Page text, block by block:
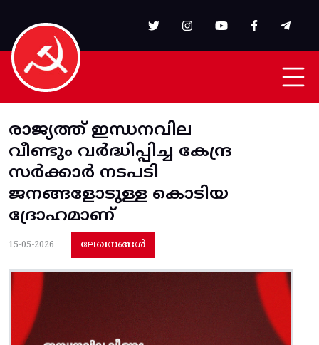
രാജ്യത്ത് ഇന്ധനവില
വീണ്ടും വർദ്ധിപ്പിച്ച കേന്ദ്ര
സർക്കാർ നടപടി
ജനങ്ങളോടുള്ള കൊടിയ
ദ്രോഹമാണ്
15-05-2026 ലേഖനങ്ങൾ